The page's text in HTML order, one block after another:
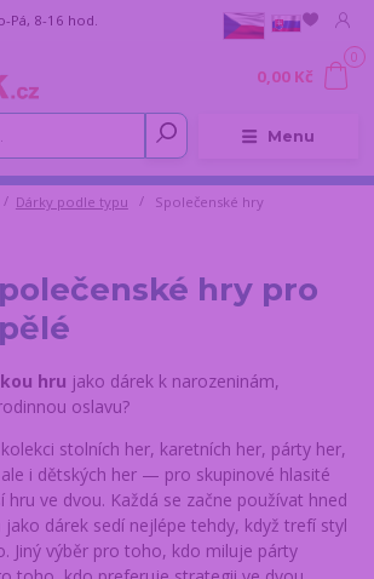
Menu
Pá, 8-16 hod.
0
0,00 Kč
Dárky podle typu Společenské hry
hry pro
hru jako dárek k narozeninám,
oslavu?
stolních her, karetních her, párty her,
i dětských her — pro skupinové hlasité
hru ve dvou. Každá se začne používat hned
jako dárek sedí nejlépe tehdy, když trefí styl
Jiný výběr pro toho, kdo miluje párty